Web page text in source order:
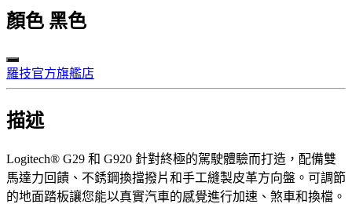
顏色 黑色
羅技官方旗艦店
描述
Logitech® G29 和 G920 針對終極的駕駛體驗而打造，配備雙
馬達力回饋、不銹鋼換擋撥片和手工縫製皮革方向盤。可調節
的地面踏板讓您能以真實汽車的感覺進行加速、煞車和換檔。